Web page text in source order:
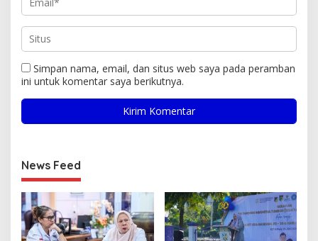
Simpan nama, email, dan situs web saya pada peramban
ini untuk komentar saya berikutnya.
News Feed